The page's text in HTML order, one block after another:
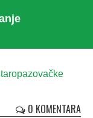
0 KOMENTARA